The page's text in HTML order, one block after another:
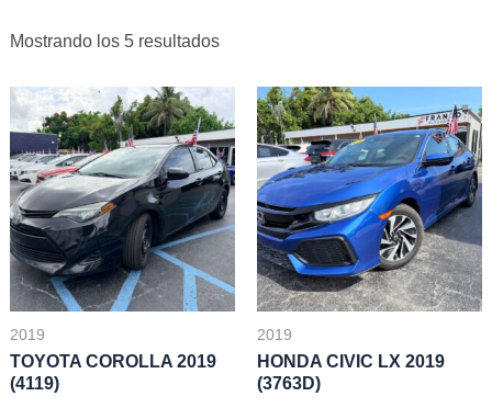
Mostrando los 5 resultados
los
últimos
2019
TOYOTA COROLLA 2019
(4119)
2019
HONDA CIVIC LX 2019
(3763D)